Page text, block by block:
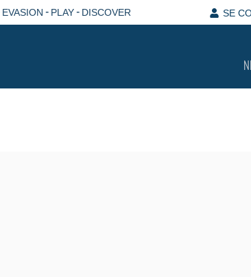
EVASION - PLAY- DISCOVER SE